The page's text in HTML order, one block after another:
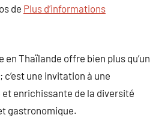
de Plus d’informations
en Thaïlande offre bien plus qu’un
une invitation à une
enrichissante de la diversité
gastronomique.